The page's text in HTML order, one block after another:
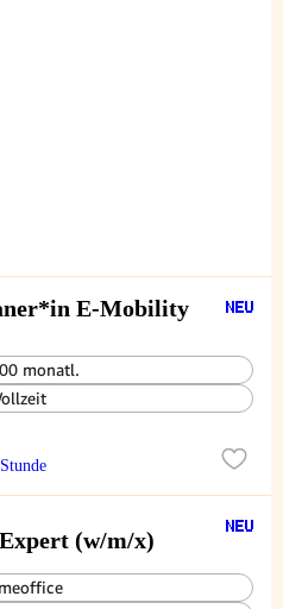
E-Mobility
monatl.
(w/m/x)